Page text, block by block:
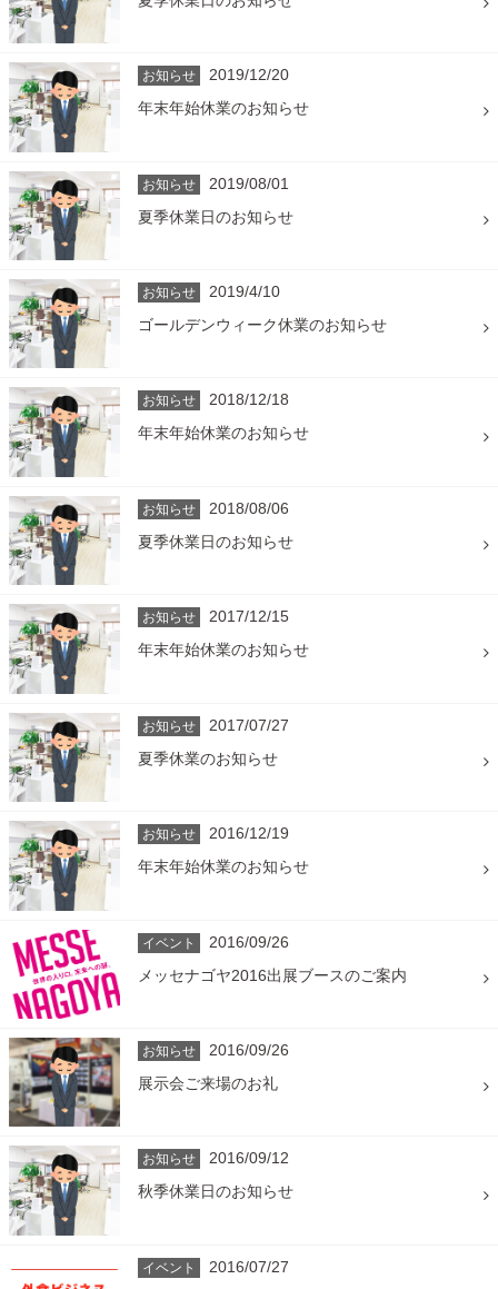
お知らせ
2019/12/20
年末年始休業のお知らせ
お知らせ
2019/08/01
夏季休業日のお知らせ
お知らせ
2019/4/10
ゴールデンウィーク休業のお知らせ
お知らせ
2018/12/18
年末年始休業のお知らせ
お知らせ
2018/08/06
夏季休業日のお知らせ
お知らせ
2017/12/15
年末年始休業のお知らせ
お知らせ
2017/07/27
夏季休業のお知らせ
お知らせ
2016/12/19
年末年始休業のお知らせ
イベント
2016/09/26
メッセナゴヤ2016出展ブースのご案内
お知らせ
2016/09/26
展示会ご来場のお礼
お知らせ
2016/09/12
秋季休業日のお知らせ
イベント
2016/07/27